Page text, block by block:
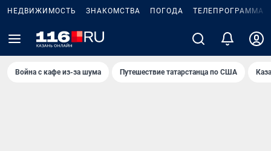
НЕДВИЖИМОСТЬ ЗНАКОМСТВА ПОГОДА ТЕЛЕПРОГРАММА
Война с кафе из-за шума Путешествие татарстанца по США